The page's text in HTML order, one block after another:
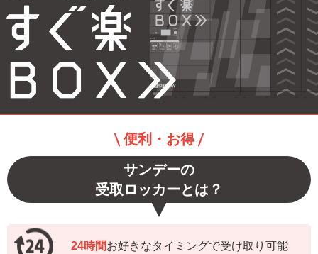
便利・お得
サンデーの
受取ロッカーとは？
24時間お好きなタイミングで受け取り可能